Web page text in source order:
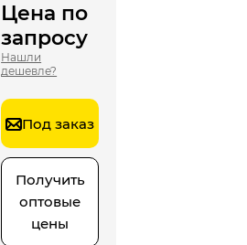
Цена по
запросу
Нашли
дешевле?
Под заказ
Получить
оптовые
цены